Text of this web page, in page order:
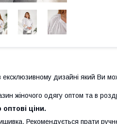
ексклюзивному дизайні який Ви
жіночого одягу оптом та в
оптові ціни.
Рекомендується прати